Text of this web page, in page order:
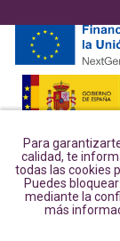
Para
calidad, te
todas las cookies
Puedes
mediante la
más